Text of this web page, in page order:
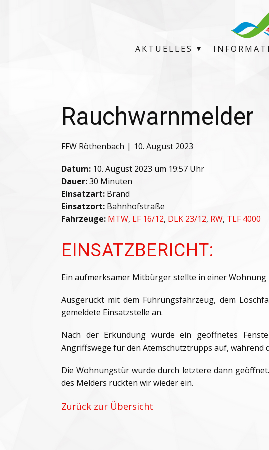
AKTUELLES
Rauchwarnmelder
FFW Röthenbach 10. August 2023
Datum: 10. August 2023 um 19:57 Uhr
Dauer:30 Minuten
Einsatzart: Brand
Einsatzort: Bahnhofstraße
Fahrzeuge: MTW, LF 16/12, DLK 23/12, RW, TLF 4000
EINSATZBERICHT:
Ein aufmerksamer Mitbürger stellte in einer
Ausgerückt mit dem Führungsfahrzeug, dem
gemeldete Einsatzstelle an.
Nach der Erkundung wurde ein geöffnetes
Angriffswege für den Atemschutztrupps auf, während
Die Wohnungstür wurde durch letztere dann
des Melders rückten wir wieder ein.
Zurück zur Übersicht